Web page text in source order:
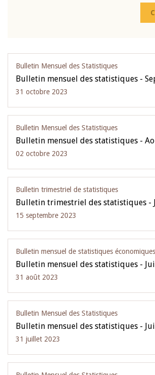
Bulletin Mensuel des Statistiques
Bulletin mensuel des statistiques -
31 octobre 2023
Bulletin Mensuel des Statistiques
Bulletin mensuel des statistiques -
02 octobre 2023
Bulletin trimestriel de statistiques
Bulletin trimestriel des statistiques -
15 septembre 2023
Bulletin mensuel de statistiques économiques
Bulletin mensuel des statistiques -
31 août 2023
Bulletin Mensuel des Statistiques
Bulletin mensuel des statistiques -
31 juillet 2023